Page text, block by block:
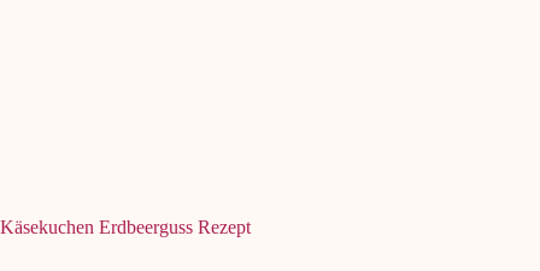
Käsekuchen Erdbeerguss Rezept